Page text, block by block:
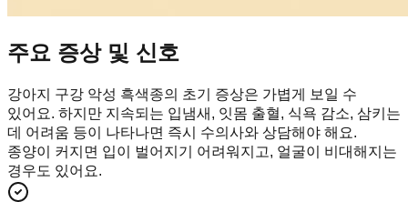
주요 증상 및 신호
강아지 구강 악성 흑색종의 초기 증상은 가볍게 보일 수
있어요. 하지만 지속되는 입냄새, 잇몸 출혈, 식욕 감소, 삼키는
데 어려움 등이 나타나면 즉시 수의사와 상담해야 해요.
종양이 커지면 입이 벌어지기 어려워지고, 얼굴이 비대해지는
경우도 있어요.